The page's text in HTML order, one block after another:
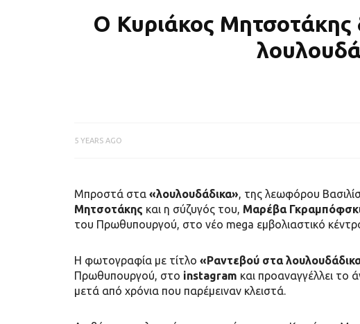
Ο Κυριάκος Μητσοτάκης
5 YEARS AGO
Μπροστά στα «λουλουδάδικα», της λεωφόρου
Μητσοτάκης και η σύζυγός του, Μαρέβα
του Πρωθυπουργού, στο νέο mega εμβολιαστικό
Η φωτογραφία με τίτλο «Ραντεβού στα
Πρωθυπουργού, στο instagram και προαναγγέλλει
μετά από χρόνια που παρέμειναν κλειστά.